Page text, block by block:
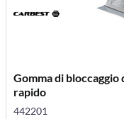
Gomma di
rapido
442201